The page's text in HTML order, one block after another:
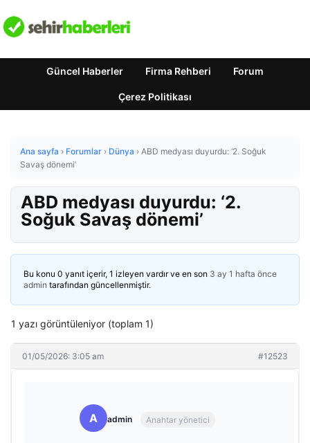
Güncel Haberler Firma Rehberi Forum
Çerez Politikası
Ana sayfa › Forumlar › Dünya › ABD medyası duyurdu: ‘2. Soğuk
Savaş dönemi’
ABD medyası duyurdu: ‘2.
Soğuk Savaş dönemi’
Bu konu 0 yanıt içerir, 1 izleyen vardır ve en son 3 ay 1 hafta önce
admin tarafından güncellenmiştir.
1 yazı görüntüleniyor (toplam 1)
01/05/2026: 3:05 am #12523
A admin Anahtar yönetici